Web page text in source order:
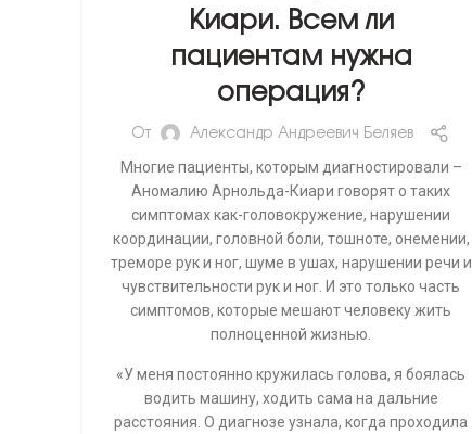
Киари. Всем ли
пациентам нужна
операция?
От Александр Андреевич Беляев
Многие пациенты, которым диагностировали –
Аномалию Арнольда-Киари говорят о таких
симптомах как-головокружение, нарушении
координации, головной боли, тошноте, онемении,
треморе рук и ног, шуме в ушах, нарушении речи и
чувствительности рук и ног. И это только часть
симптомов, которые мешают человеку жить
полноценной жизнью.
«У меня постоянно кружилась голова, я боялась
водить машину, ходить сама на дальние
расстояния. О диагнозе узнала, когда проходила